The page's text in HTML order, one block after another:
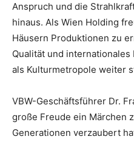
Anspruch und die
hinaus. Als Wien Holding
Häusern Produktionen zu
Qualität und
als Kulturmetropole weiter
VBW-Geschäftsführer Dr.
große Freude ein Märchen
Generationen verzaubert